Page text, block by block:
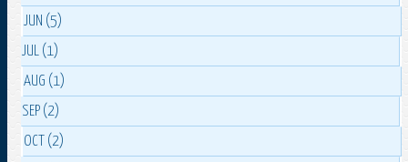
JUN (5)
JUL (1)
AUG (1)
SEP (2)
OCT (2)